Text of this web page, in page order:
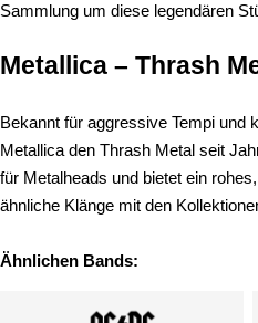
Sammlung um diese legendären
Metallica – Thrash
Bekannt für aggressive Tempi und
Metallica den Thrash Metal seit
für Metalheads und bietet ein
ähnliche Klänge mit den
Ähnlichen Bands: